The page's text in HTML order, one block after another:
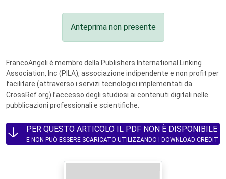
Anteprima non presente
FrancoAngeli è membro della Publishers International Linking
Association, Inc (PILA), associazione indipendente e non profit per
facilitare (attraverso i servizi tecnologici implementati da
CrossRef.org) l’accesso degli studiosi ai contenuti digitali nelle
pubblicazioni professionali e scientifiche.
PER QUESTO ARTICOLO IL PDF NON È DISPONIBILE
E NON PUÒ ESSERE SCARICATO UTILIZZANDO I DOWNLOAD CREDIT